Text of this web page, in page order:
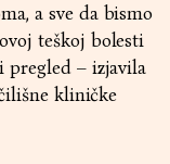
a sve da bismo
teškoj bolesti
– izjavila
kliničke